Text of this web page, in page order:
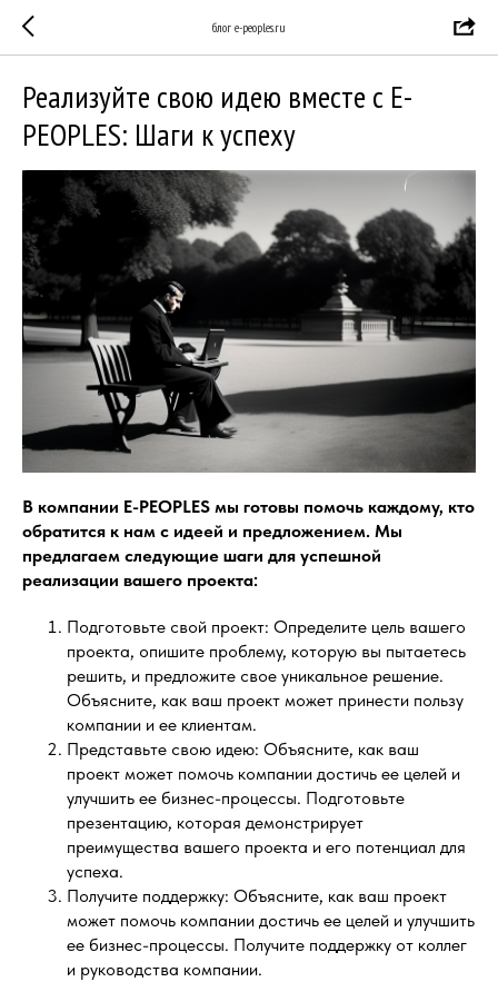
блог e-peoples.ru
Реализуйте свою идею вместе с E-
PEOPLES: Шаги к успеху
В компании E-PEOPLES мы готовы помочь каждому, кто
обратится к нам с идеей и предложением. Мы
предлагаем следующие шаги для успешной
реализации вашего проекта:
Подготовьте свой проект: Определите цель вашего
проекта, опишите проблему, которую вы пытаетесь
решить, и предложите свое уникальное решение.
Объясните, как ваш проект может принести пользу
компании и ее клиентам.
Представьте свою идею: Объясните, как ваш
проект может помочь компании достичь ее целей и
улучшить ее бизнес-процессы. Подготовьте
презентацию, которая демонстрирует
преимущества вашего проекта и его потенциал для
успеха.
Получите поддержку: Объясните, как ваш проект
может помочь компании достичь ее целей и улучшить
ее бизнес-процессы. Получите поддержку от коллег
и руководства компании.